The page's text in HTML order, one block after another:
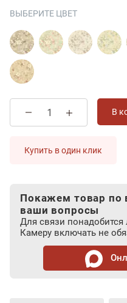
ВЫБЕРИТЕ ЦВЕТ
В
Купить в один клик
Покажем товар по
ваши вопросы
Для связи
Камеру включать не